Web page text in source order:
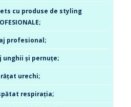
cu produse de styling
profesional;
unghii și pernuțe;
urechi;
respirația;